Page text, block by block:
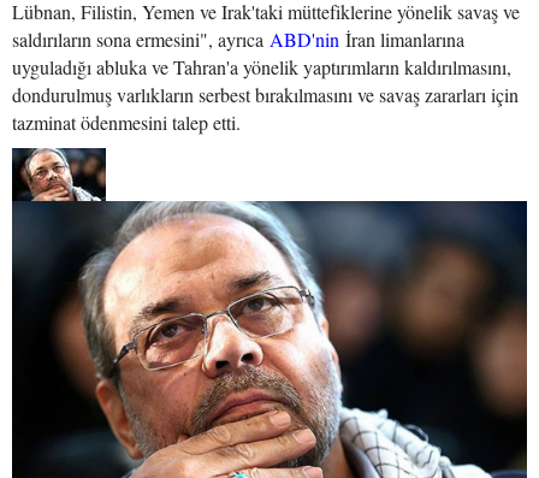
Lübnan, Filistin, Yemen ve Irak'taki müttefiklerine yönelik savaş ve
saldırıların sona ermesini", ayrıca ABD'nin İran limanlarına
uyguladığı abluka ve Tahran'a yönelik yaptırımların kaldırılmasını,
dondurulmuş varlıkların serbest bırakılmasını ve savaş zararları için
tazminat ödenmesini talep etti.